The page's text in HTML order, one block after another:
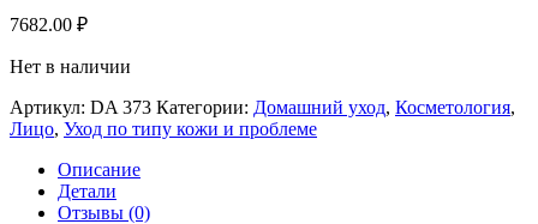
7682.00 ₽
Нет в наличии
Артикул: DA 373 Категории: Домашний уход, Косметология,
Лицо, Уход по типу кожи и проблеме
Описание
Детали
Отзывы (0)